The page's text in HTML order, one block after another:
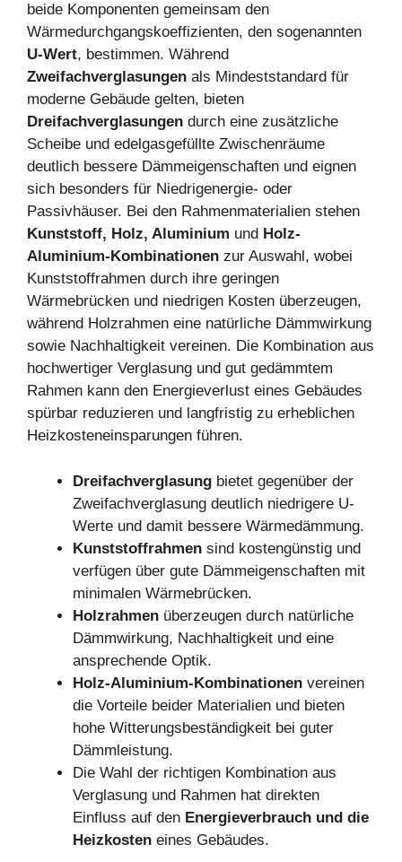
beide Komponenten gemeinsam den
Wärmedurchgangskoeffizienten, den sogenannten
U-Wert, bestimmen. Während
Zweifachverglasungen als Mindeststandard für
moderne Gebäude gelten, bieten
Dreifachverglasungen durch eine zusätzliche
Scheibe und edelgasgefüllte Zwischenräume
deutlich bessere Dämmeigenschaften und eignen
sich besonders für Niedrigenergie- oder
Passivhäuser. Bei den Rahmenmaterialien stehen
Kunststoff, Holz, Aluminium und Holz-
Aluminium-Kombinationen zur Auswahl, wobei
Kunststoffrahmen durch ihre geringen
Wärmebrücken und niedrigen Kosten überzeugen,
während Holzrahmen eine natürliche Dämmwirkung
sowie Nachhaltigkeit vereinen. Die Kombination aus
hochwertiger Verglasung und gut gedämmtem
Rahmen kann den Energieverlust eines Gebäudes
spürbar reduzieren und langfristig zu erheblichen
Heizkosteneinsparungen führen.
Dreifachverglasung bietet gegenüber der
Zweifachverglasung deutlich niedrigere U-
Werte und damit bessere Wärmedämmung.
Kunststoffrahmen sind kostengünstig und
verfügen über gute Dämmeigenschaften mit
minimalen Wärmebrücken.
Holzrahmen überzeugen durch natürliche
Dämmwirkung, Nachhaltigkeit und eine
ansprechende Optik.
Holz-Aluminium-Kombinationen vereinen
die Vorteile beider Materialien und bieten
hohe Witterungsbeständigkeit bei guter
Dämmleistung.
Die Wahl der richtigen Kombination aus
Verglasung und Rahmen hat direkten
Einfluss auf den Energieverbrauch und die
Heizkosten eines Gebäudes.